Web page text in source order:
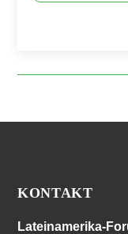
KONTAKT
Lateinamerika-